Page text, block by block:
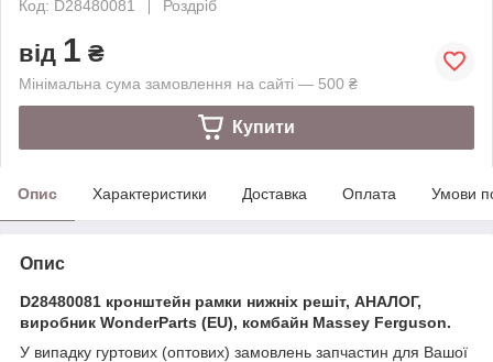
Код: D28480081
Роздріб
від 1 ₴
Мінімальна сума замовлення на сайті — 500 ₴
Купити
Опис Характеристики Доставка Оплата Умови
Опис
D28480081 кронштейн рамки нижніх решіт, АНАЛОГ,
виробник WonderParts (EU), комбайн Massey Ferguson.
У випадку гуртових (оптових) замовлень запчастин для Вашої